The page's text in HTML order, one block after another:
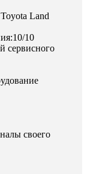
Land
10
сервисного
своего